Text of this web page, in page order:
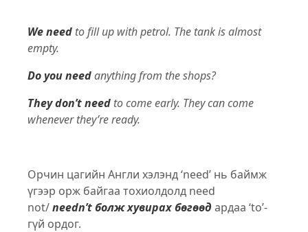
We need to fill up with petrol. The tank is almost
empty.
Do you needanything from the shops?
They don’t need to come early. They can come
whenever they’re ready.
Орчин цагийн Англи хэлэнд ‘need’ нь баймж
үгээр орж байгаа тохиолдолд need
not/needn’t болж хувирах бөгөөд ардаа ‘to’-
гүй ордог.